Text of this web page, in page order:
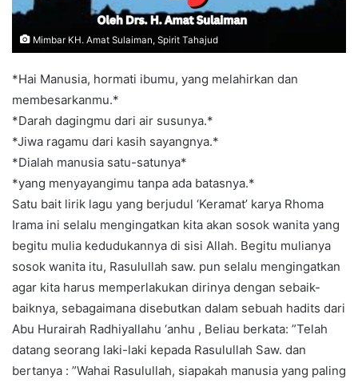
Mimbar KH. Amat Sulaiman, Spirit Tahajud
*Hai Manusia, hormati ibumu, yang melahirkan dan
membesarkanmu.*
*Darah dagingmu dari air susunya.*
*Jiwa ragamu dari kasih sayangnya.*
*Dialah manusia satu-satunya*
*yang menyayangimu tanpa ada batasnya.*
Satu bait lirik lagu yang berjudul ‘Keramat’ karya Rhoma
Irama ini selalu mengingatkan kita akan sosok wanita yang
begitu mulia kedudukannya di sisi Allah. Begitu mulianya
sosok wanita itu, Rasulullah saw. pun selalu mengingatkan
agar kita harus memperlakukan dirinya dengan sebaik-
baiknya, sebagaimana disebutkan dalam sebuah hadits dari
Abu Hurairah Radhiyallahu ‘anhu , Beliau berkata: ”Telah
datang seorang laki-laki kepada Rasulullah Saw. dan
bertanya : ”Wahai Rasulullah, siapakah manusia yang paling